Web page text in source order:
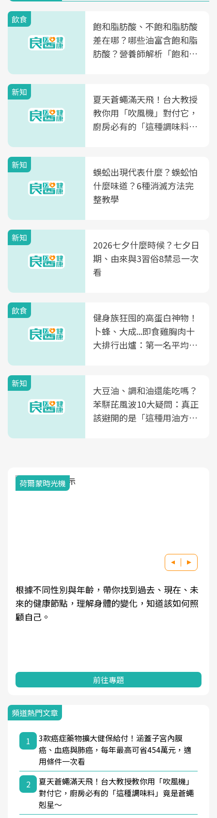
飲食
飽和脂肪酸、不飽和脂肪酸
差在哪？哪些油富含飽和脂
肪酸？營養師解析「飽和脂
新知
夏天蒼蠅滿天飛！台大教授
教你用「吹風機」對付它，
廚房必有的「這種調味料」
新知
蜈蚣出現代表什麼？蜈蚣怕
什麼味道？6種消滅方法完
整教學
新知
2026七夕什麼時候？七夕日
期、由來與3習俗8禁忌一次
看
飲食
健身族狂囤的高蛋白神物！
卜蜂、大成...即食雞胸肉十
大排行出爐：第一名平均一
新知
大豆油、調和油還能吃嗎？
苯駢芘風波10大疑問：真正
該避開的是「這種用油方
荷爾蒙時光機
根據不同性別與年齡，帶你找到過去、現在、未
來的健康節點，理解身體的變化，知道該如何照
顧自己。
前往專題
頻道熱門文章
1
3款癌症藥物擴大健保給付！涵蓋子宮內膜
癌、血癌與肺癌，每年最高可省454萬元，適
用條件一次看
2
夏天蒼蠅滿天飛！台大教授教你用「吹風機」
對付它，廚房必有的「這種調味料」竟是蒼蠅
剋星～